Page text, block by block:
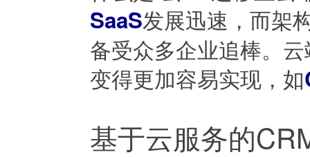
SaaS发展迅速，而架
备受众多企业追棒。
变得更加容易实现，如
基于云服务的